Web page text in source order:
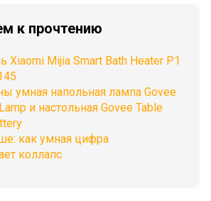
к прочтению
Xiaomi Mijia Smart Bath Heater P1
умная напольная лампа Govee
и настольная Govee Table
как умная цифра
коллапс